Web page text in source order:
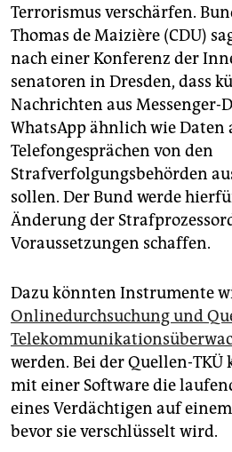
unterstützen
genossenschaft
epaper login
Terrorismus verschärfen.
Thomas de Maizière (CDU)
nach einer Konferenz der
senatoren in Dresden, dass
Nachrichten aus Messenger-
WhatsApp ähnlich wie Daten
Telefongesprächen von den
Strafverfolgungsbehörden
sollen. Der Bund werde
Änderung der
Voraussetzungen schaffen.
Dazu könnten Instrumente
Onlinedurchsuchung und
werden. Bei der Quellen-
mit einer Software die
eines Verdächtigen auf
bevor sie verschlüsselt wird.